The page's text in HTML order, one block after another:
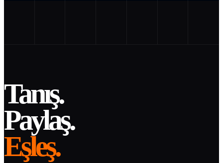
Tanış.
Paylaş.
Eşleş.